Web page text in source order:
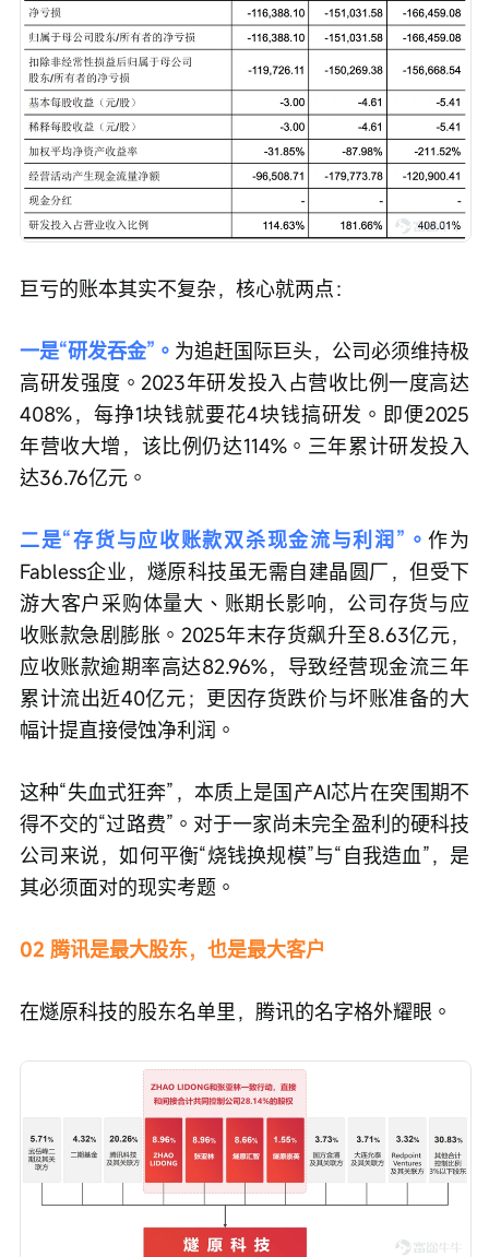
巨亏的账本其实不复杂，核心就两点：
一是“研发吞金”。 为追赶国际巨头，公司必须维持极
高研发强度。2023年研发投入占营收比例一度高达
408%，每挣1块钱就要花4块钱搞研发。即便2025
年营收大增，该比例仍达114%。三年累计研发投入
达36.76亿元。
二是“存货与应收账款双杀现金流与利润”。作为
Fabless企业，燧原科技虽无需自建晶圆厂，但受下
游大客户采购体量大、账期长影响，公司存货与应
收账款急剧膨胀。2025年末存货飙升至8.63亿元，
应收账款逾期率高达82.96%，导致经营现金流三年
累计流出近40亿元；更因存货跌价与坏账准备的大
幅计提直接侵蚀净利润。
这种“失血式狂奔”，本质上是国产AI芯片在突围期不
得不交的“过路费”。对于一家尚未完全盈利的硬科技
公司来说，如何平衡“烧钱换规模”与“自我造血”，是
其必须面对的现实考题。
02 腾讯是最大股东，也是最大客户
在燧原科技的股东名单里，腾讯的名字格外耀眼。